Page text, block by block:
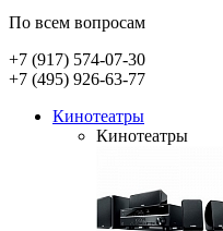
По всем вопросам
+7 (917) 574-07-30
+7 (495) 926-63-77
Кинотеатры
Кинотеатры